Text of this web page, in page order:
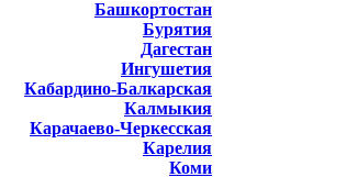
Башкортостан
Бурятия
Дагестан
Ингушетия
Кабардино-Балкарская
Калмыкия
Карачаево-Черкесская
Карелия
Коми